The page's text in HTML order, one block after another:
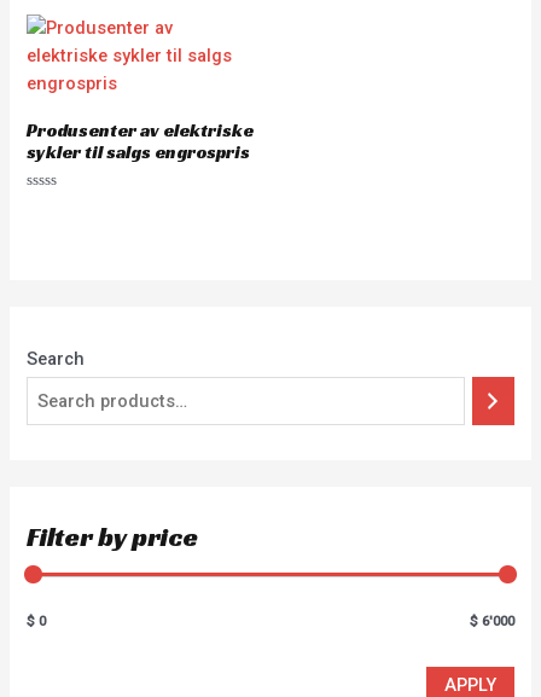
Search
Filter by price
$ 0 $ 6'000
APPLY
Produsenter av elektriske
sykler til salgs engrospris